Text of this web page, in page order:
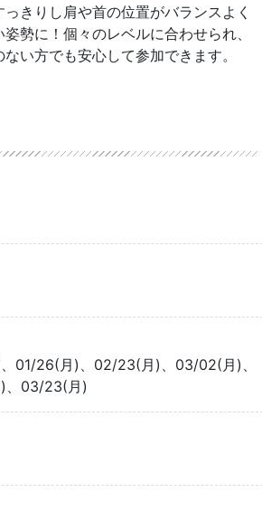
きりし肩や首の位置がバランスよく
勢に！個々のレベルに合わせられ、
い方でも安心して参加できます。
01/26(月)、02/23(月)、03/02(月)、
、03/23(月)